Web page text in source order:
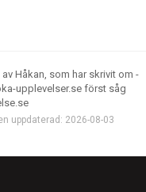
Håkan, som har skrivit om -
upplevelser.se först såg
uppdaterad: 2026-08-03